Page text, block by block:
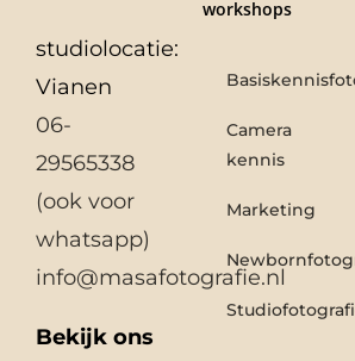
studiolocatie:
Vianen
06-
29565338
(ook voor
whatsapp)
info@masafotografie.nl
Bekijk ons
workshops
Camera
kennis
Marketing